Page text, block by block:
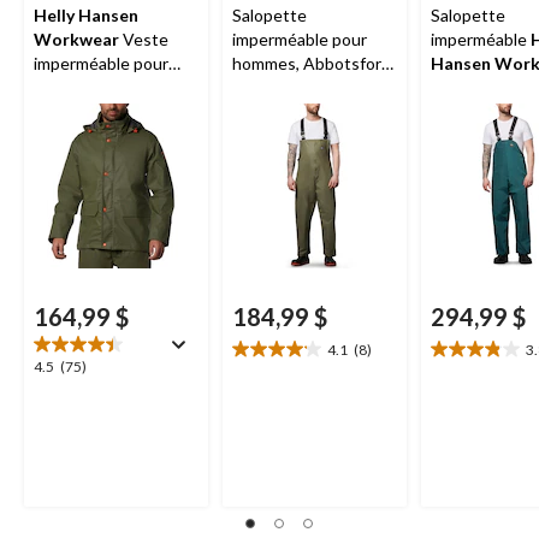
Helly Hansen
WorkwearVeste
imperméable pour
164,99 $
4.5 (75)
4.5
Salopette
imperméable pour
hommes, Abbotsford,
Workwear
184,99 $
4.1 (8)
4.1
Salopette
imperméable
Hansen
294,99 $
3.8